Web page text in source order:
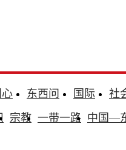
心 东西问 国际
社
宗教 一带一路 中国—